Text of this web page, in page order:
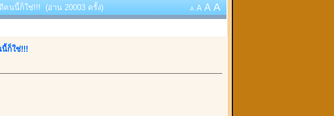
นนี้ก็ใช่!!! (อ่าน 20003 ครั้ง) A A A A
ก็ใช่!!!